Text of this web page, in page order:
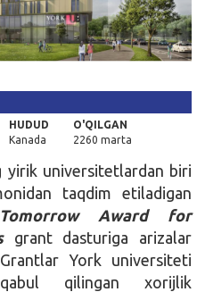
HUDUD
Kanada
O'QILGAN
2260 marta
yirik universitetlardan biri
taqdim etiladigan
Award for
grant dasturiga arizalar
York universiteti
qilingan xorijlik